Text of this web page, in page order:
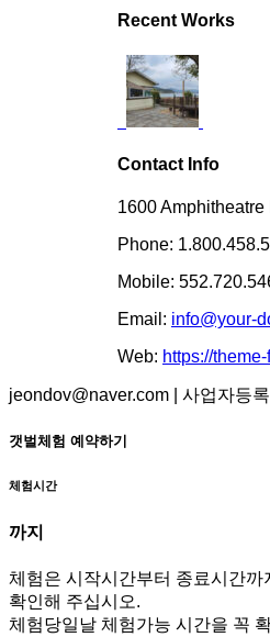
Recent Works
Contact Info
1600
Phone:
Mobile:
Email: info@your-
Web: https://
jeondov@naver.com | 사업자등
갯벌체험 예약하기
체험시간
까지
체험은 시작시간부터 종료시간
확인해 주십시오.
체험당일날 체험가능 시간을 꼭